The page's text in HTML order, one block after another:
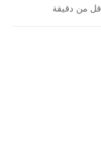
أقل من دقيقة